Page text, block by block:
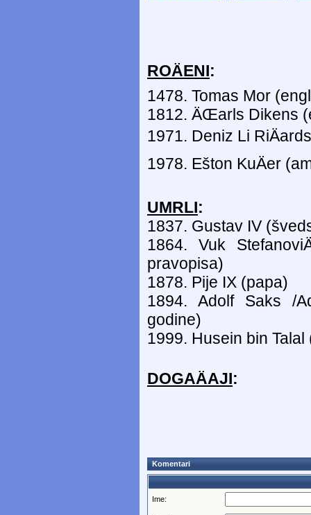
ROÄENI:
1478. Tomas Mor
1812. ÄŒarls Dikens
1971. Deniz Li
1978. Ešton KuÄer
UMRLI:
1837. Gustav IV
1864. Vuk
pravopisa)
1878. Pije IX (papa)
1894. Adolf Saks /
godine)
1999. Husein bin
DOGAÄAJI:
Komentari
Ime: